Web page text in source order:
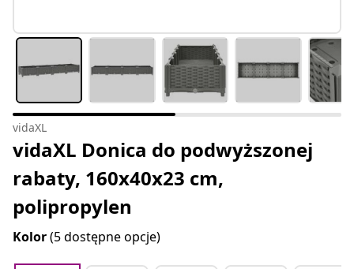
vidaXL
vidaXL Donica do podwyższonej
rabaty, 160x40x23 cm,
polipropylen
Kolor(5 dostępne opcje)